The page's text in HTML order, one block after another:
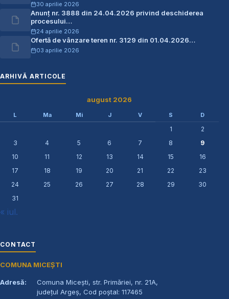
30 aprilie 2026
Anunț nr. 3888 din 24.04.2026 privind deschiderea
procesului…
24 aprilie 2026
Ofertă de vânzare teren nr. 3129 din 01.04.2026…
03 aprilie 2026
ARHIVĂ ARTICOLE
august 2026
L Ma Mi J V S D
1
2
3
4 5 6 7 8
9
10
11 12 13 14 15
16
17
18 19 20 21 22
23
24
25 26 27 28 29
30
31
« iul.
CONTACT
COMUNA MICEȘTI
Adresă:
Comuna Micești, str. Primăriei, nr. 21A,
județul Argeș, Cod poștal: 117465